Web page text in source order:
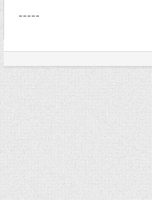
-----